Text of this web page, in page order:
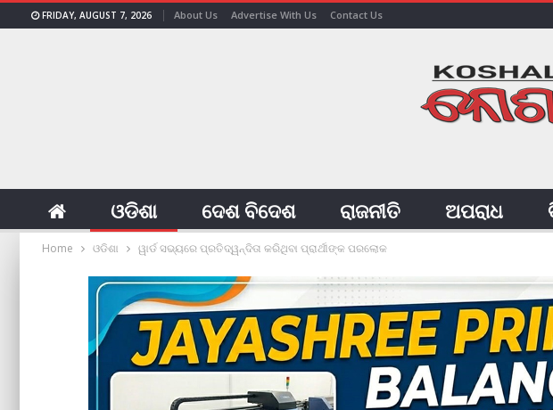
FRIDAY, AUGUST 7, 2026 About Us Advertise With Us Contact Us
ଓଡିଶା ଦେଶ ବିଦେଶ ରାଜନୀତି ଅପରାଧ
Home ଓଡିଶା ୱାର୍ଡ ସଭ୍ୟରେ ପ୍ରତିଦ୍ୱନ୍ଦିତା କରିଥିବା ପ୍ରାର୍ଥୀଙ୍କ ପରଲୋକ